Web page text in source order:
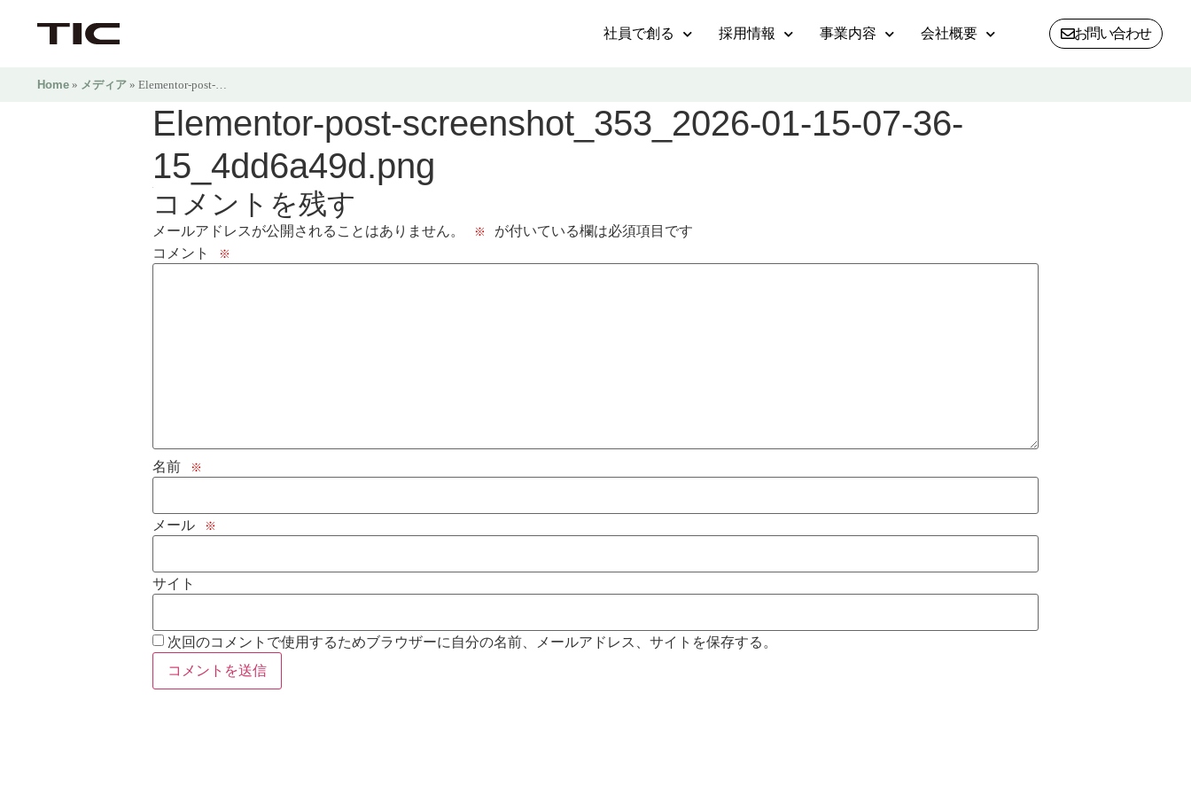
社員で創る 採用情報 事業内容 会社概要 お問い合わせ
Home » メディア » Elementor-post-…
Elementor-post-screenshot_353_2026-01-15-07-36-
15_4dd6a49d.png
コメントを残す
メールアドレスが公開されることはありません。 ※
が付いている欄は必須項目です
コメント
※
名前 ※
メール ※
サイト
次回のコメントで使用するためブラウザーに自分の名前、メールアドレス、サイトを保存する。